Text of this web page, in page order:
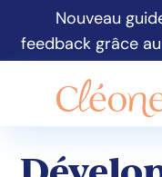
Nouveau
feedback grâce